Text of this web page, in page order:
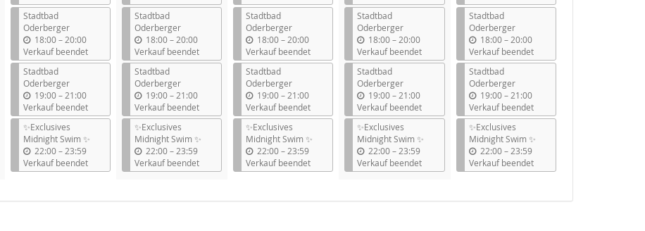
s
Stadtbad
Oderberger
18:00 –b
i
s
20:00
Verkauf beendet
Stadtbad
Oderberger
19:00 –b
i
s
21:00
Verkauf beendet
✨Exclusives
Midnight Swim ✨
22:00 –b
i
s
23:59
Verkauf beendet
s
Stadtbad
Oderberger
18:00–b
i
s
20:00
Verkauf beendet
Stadtbad
Oderberger
19:00–b
i
s
21:00
Verkauf beendet
✨Exclusives
Midnight Swim ✨
22:00–b
i
s
23:59
Verkauf beendet
s
Stadtbad
Oderberger
18:00–b
i
s
20:00
Verkauf beendet
Stadtbad
Oderberger
19:00–b
i
s
21:00
Verkauf beendet
✨Exclusives
Midnight Swim ✨
22:00–b
i
s
23:59
Verkauf beendet
s
Stadtbad
Oderberger
18:00 –b
i
s
20:00
Verkauf beendet
Stadtbad
Oderberger
19:00 –b
i
s
21:00
Verkauf beendet
✨Exclusives
Midnight Swim ✨
22:00 –b
i
s
23:59
Verkauf beendet
s
Stadtbad
Oderberger
18:00 –b
i
s
20:00
Verkauf beendet
Stadtbad
Oderberger
19:00 –b
i
s
21:00
Verkauf beendet
✨Exclusives
Midnight Swim ✨
22:00 –b
i
s
23:59
Verkauf beendet